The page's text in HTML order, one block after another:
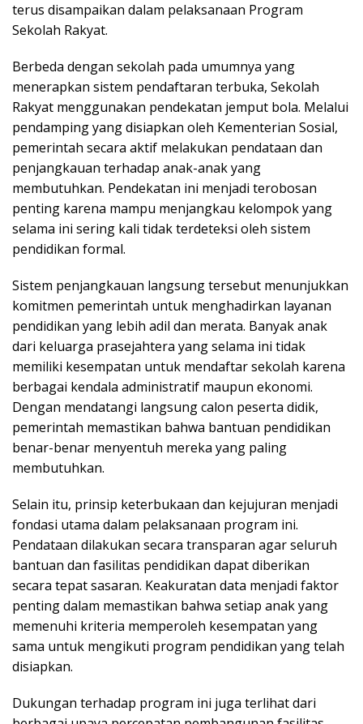
terus disampaikan dalam pelaksanaan Program
Sekolah Rakyat.
Berbeda dengan sekolah pada umumnya yang
menerapkan sistem pendaftaran terbuka, Sekolah
Rakyat menggunakan pendekatan jemput bola. Melalui
pendamping yang disiapkan oleh Kementerian Sosial,
pemerintah secara aktif melakukan pendataan dan
penjangkauan terhadap anak-anak yang
membutuhkan. Pendekatan ini menjadi terobosan
penting karena mampu menjangkau kelompok yang
selama ini sering kali tidak terdeteksi oleh sistem
pendidikan formal.
Sistem penjangkauan langsung tersebut menunjukkan
komitmen pemerintah untuk menghadirkan layanan
pendidikan yang lebih adil dan merata. Banyak anak
dari keluarga prasejahtera yang selama ini tidak
memiliki kesempatan untuk mendaftar sekolah karena
berbagai kendala administratif maupun ekonomi.
Dengan mendatangi langsung calon peserta didik,
pemerintah memastikan bahwa bantuan pendidikan
benar-benar menyentuh mereka yang paling
membutuhkan.
Selain itu, prinsip keterbukaan dan kejujuran menjadi
fondasi utama dalam pelaksanaan program ini.
Pendataan dilakukan secara transparan agar seluruh
bantuan dan fasilitas pendidikan dapat diberikan
secara tepat sasaran. Keakuratan data menjadi faktor
penting dalam memastikan bahwa setiap anak yang
memenuhi kriteria memperoleh kesempatan yang
sama untuk mengikuti program pendidikan yang telah
disiapkan.
Dukungan terhadap program ini juga terlihat dari